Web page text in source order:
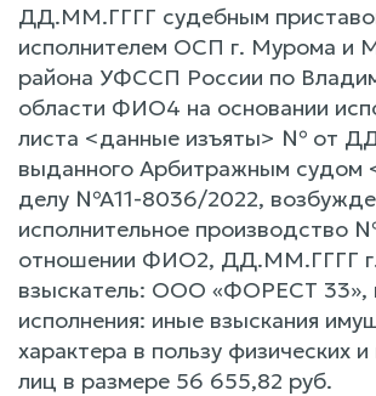
ДД.ММ.ГГГГ судебным
исполнителем ОСП г. Мурома и
района УФССП России по
области ФИО4 на основании
листа <данные изъяты> № от
выданного Арбитражным судом
делу №А11-8036/2022,
исполнительное производство
отношении ФИО2, ДД.ММ.ГГГГ
взыскатель: ООО «ФОРЕСТ 33»,
исполнения: иные взыскания
характера в пользу физических
лиц в размере 56 655,82 руб.